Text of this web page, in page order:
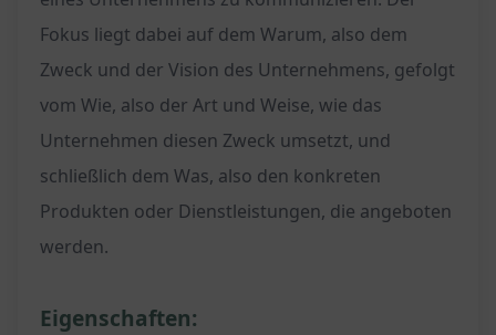
Fokus liegt dabei auf dem Warum, also dem
Zweck und der Vision des Unternehmens, gefolgt
vom Wie, also der Art und Weise, wie das
Unternehmen diesen Zweck umsetzt, und
schließlich dem Was, also den konkreten
Produkten oder Dienstleistungen, die angeboten
werden.
Eigenschaften: